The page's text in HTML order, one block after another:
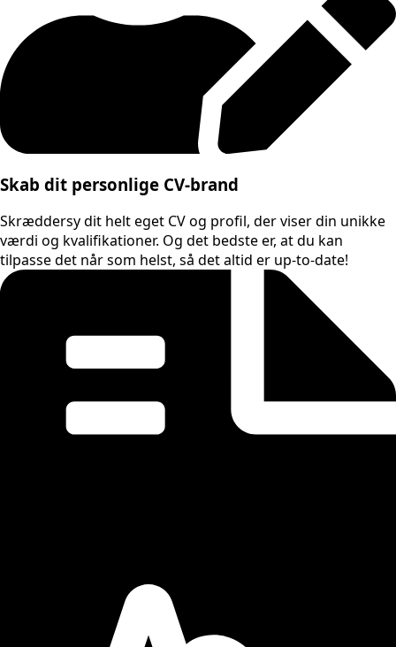
Skab dit personlige CV-brand
Skræddersy dit helt eget CV og profil, der viser din unikke
værdi og kvalifikationer. Og det bedste er, at du kan
tilpasse det når som helst, så det altid er up-to-date!